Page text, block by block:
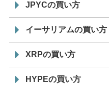
JPYCの買い方
イーサリアムの買い方
XRPの買い方
HYPEの買い方